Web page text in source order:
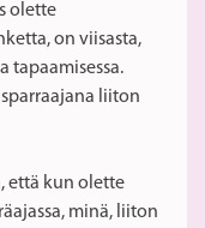
olette
on viisasta,
tapaamisessa.
liiton
että kun olette
minä, liiton